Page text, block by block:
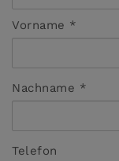
Vorname
Nachname
Telefon